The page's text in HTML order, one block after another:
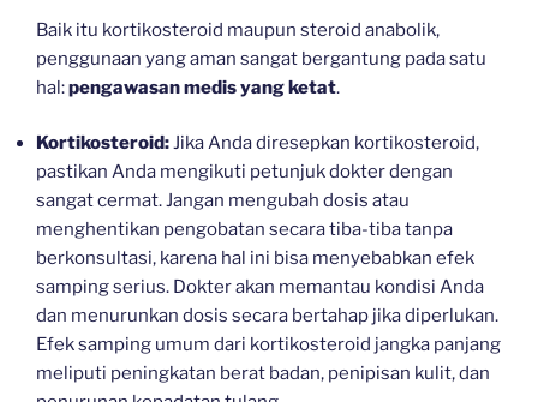
Baik itu kortikosteroid maupun steroid anabolik,
penggunaan yang aman sangat bergantung pada satu
hal:pengawasan medis yang ketat.
Kortikosteroid:Jika Anda diresepkan kortikosteroid,
pastikan Anda mengikuti petunjuk dokter dengan
sangat cermat. Jangan mengubah dosis atau
menghentikan pengobatan secara tiba-tiba tanpa
berkonsultasi, karena hal ini bisa menyebabkan efek
samping serius. Dokter akan memantau kondisi Anda
dan menurunkan dosis secara bertahap jika diperlukan.
Efek samping umum dari kortikosteroid jangka panjang
meliputi peningkatan berat badan, penipisan kulit, dan